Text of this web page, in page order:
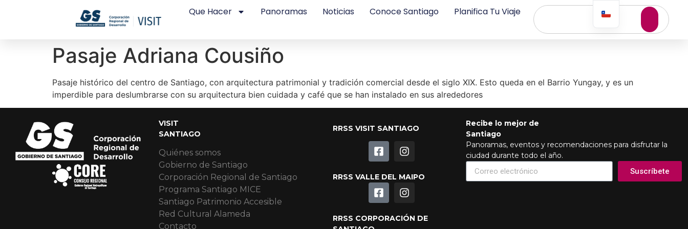
Que Hacer Panoramas Noticias Conoce Santiago Planifica Tu Viaje
Pasaje Adriana Cousiño
Pasaje histórico del centro de Santiago, con arquitectura patrimonial y tradición comercial desde el siglo XIX. Esto queda en el Barrio Yungay, y es un
imperdible para deslumbrarse con su arquitectura bien cuidada y café que se han instalado en sus alrededores
VISIT
SANTIAGO
Quiénes somos
Gobierno de Santiago
Corporación Regional de Santiago
Programa Santiago MICE
Santiago Patrimonio Accesible
Red Cultural Alameda
Contacto
RRSS VISIT SANTIAGO
RRSS VALLE DEL MAIPO
RRSS CORPORACIÓN DE
Recibe lo mejor de
Santiago
Panoramas, eventos y recomendaciones para disfrutar la
ciudad durante todo el año.
Suscríbete